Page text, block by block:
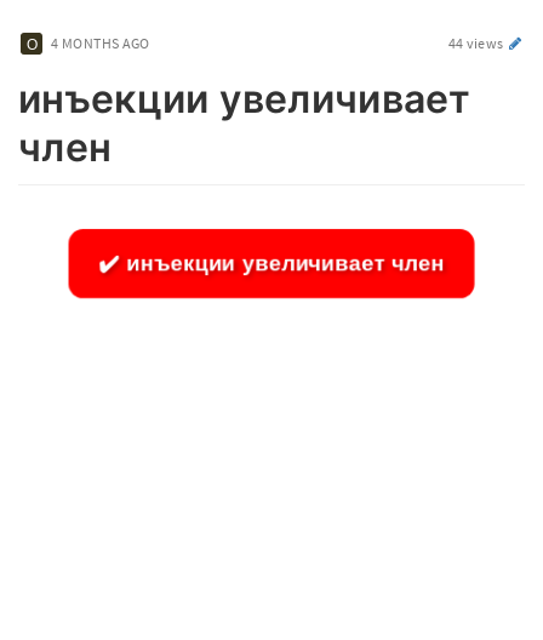
4 MONTHS AGO 44 views
инъекции увеличивает
член
✔️ инъекции увеличивает член